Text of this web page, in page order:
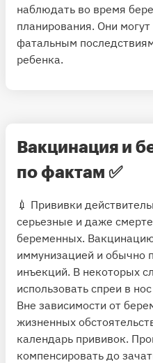
наблюдать во время
планирования. Они
фатальным
ребенка.
Вакцинация и
по фактам ✅
💉 Прививки
серьезные и даже
беременных.
иммунизацией и обычно
инъекций. В некоторых
использовать спреи в
Вне зависимости от
жизненных
календарь прививок.
компенсировать до